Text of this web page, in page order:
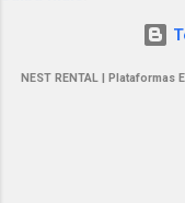
NEST RENTAL | Plataformas